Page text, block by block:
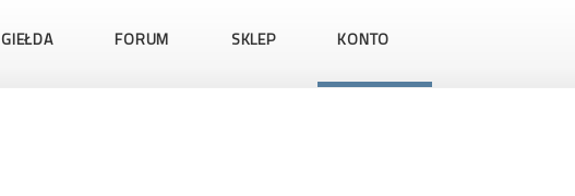
GIEŁDA FORUM SKLEP KONTO